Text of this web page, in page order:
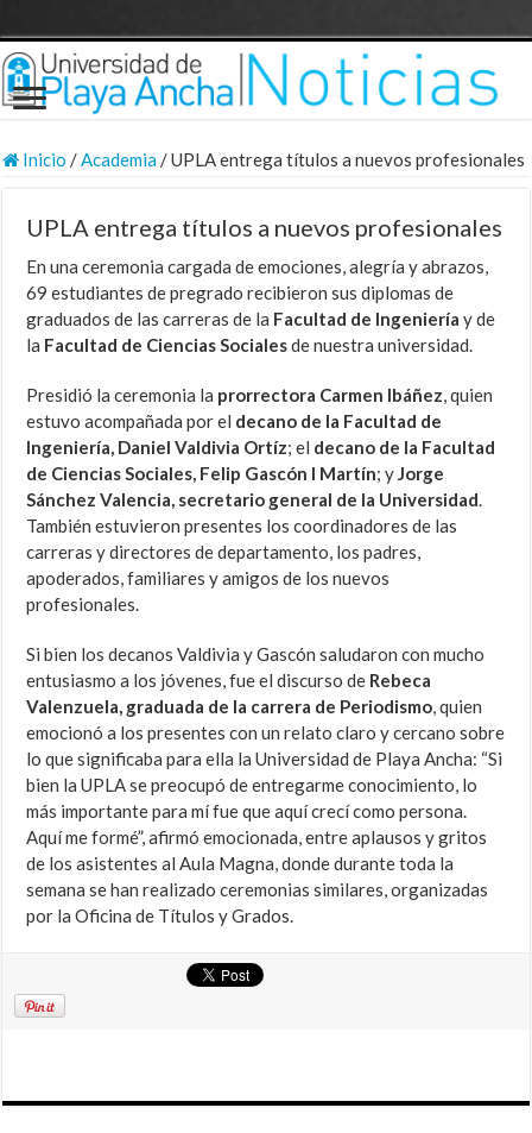
Inicio /Academia/UPLA entrega títulos a nuevos profesionales
UPLA entrega títulos a nuevos profesionales
En una ceremonia cargada de emociones, alegría y abrazos,
69 estudiantes de pregrado recibieron sus diplomas de
graduados de las carreras de la Facultad de Ingeniería y de
la Facultad de Ciencias Socialesde nuestra universidad.
Presidió la ceremonia la prorrectora Carmen Ibáñez, quien
estuvo acompañada por el decano de la Facultad de
Ingeniería, Daniel Valdivia Ortíz; el decano de la Facultad
de Ciencias Sociales, Felip Gascón I Martín; yJorge
Sánchez Valencia, secretario general de la Universidad.
También estuvieron presentes los coordinadores de las
carreras y directores de departamento, los padres,
apoderados, familiares y amigos de los nuevos
profesionales.
Si bien los decanos Valdivia y Gascón saludaron con mucho
entusiasmo a los jóvenes, fue el discurso de Rebeca
Valenzuela, graduada de la carrera de Periodismo, quien
emocionó a los presentes con un relato claro y cercano sobre
lo que significaba para ella la Universidad de Playa Ancha: “Si
bien la UPLA se preocupó de entregarme conocimiento, lo
más importante para mí fue que aquí crecí como persona.
Aquí me formé”, afirmó emocionada, entre aplausos y gritos
de los asistentes al Aula Magna, donde durante toda la
semana se han realizado ceremonias similares, organizadas
por la Oficina de Títulos y Grados.